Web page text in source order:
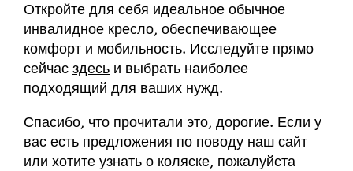
Откройте для себя идеальное обычное
инвалидное кресло, обеспечивающее
комфорт и мобильность. Исследуйте прямо
сейчас здесь и выбрать наиболее
подходящий для ваших нужд.
Спасибо, что прочитали это, дорогие. Если у
вас есть предложения по поводу наш сайт
или хотите узнать о коляске, пожалуйста